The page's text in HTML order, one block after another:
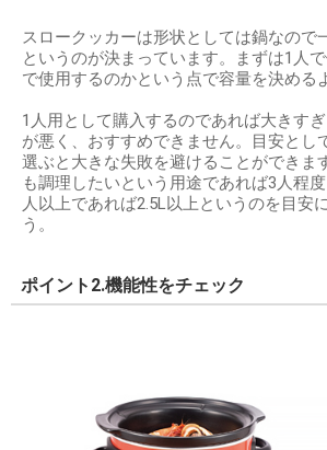
スロークッカーは形状としては鍋なので
というのが決まっています。まずは1人
で使用するのかという点で容量を決める
1人用として購入するのであれば大きす
が悪く、おすすめできません。目安とし
選ぶと大きな失敗を避けることができま
も調理したいという用途であれば3人程
人以上であれば2.5L以上というのを目安
う。
ポイント2.機能性をチェック